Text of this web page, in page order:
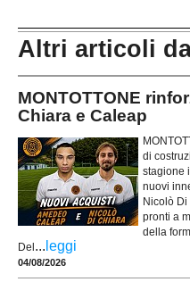
Altri articoli
MONTOTTONE
Chiara e Caleap
di
stagione
nuovi
Nicolò
pronti a
della
Del ... leggi
04/08/2026